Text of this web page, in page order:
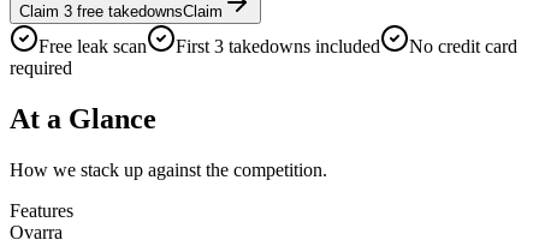
Claim 3 free takedownsClaim
Free leak scan First 3 takedowns included
No credit card
required
At a Glance
How we stack up against the competition.
Features
Ovarra